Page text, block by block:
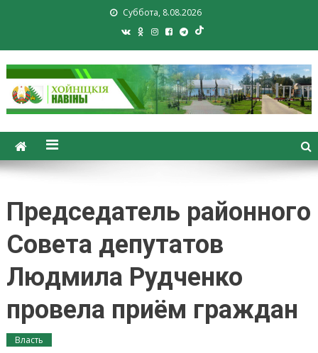
Суббота, 8.08.2026
Хойники. Хойнiцкiя навiны.
Новости Хойник. Районная
Председатель районного
Совета депутатов
Людмила Рудченко
провела приём граждан
Власть